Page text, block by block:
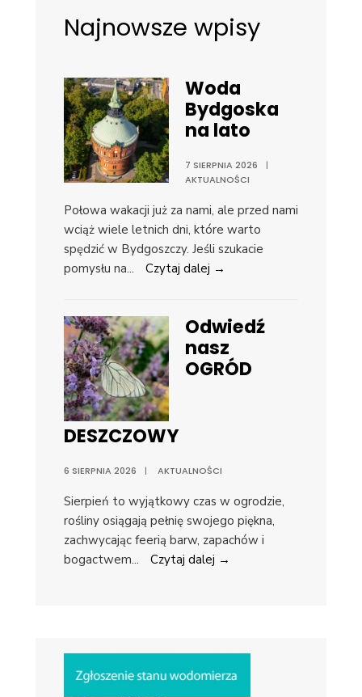
Najnowsze wpisy
Woda
Bydgoska
na lato
7 SIERPNIA 2026
|
AKTUALNOŚCI
Połowa wakacji już za nami, ale przed nami
wciąż wiele letnich dni, które warto
spędzić w Bydgoszczy. Jeśli szukacie
pomysłu na... Czytaj dalej →
Odwiedź
nasz
OGRÓD
DESZCZOWY
6 SIERPNIA 2026 | AKTUALNOŚCI
Sierpień to wyjątkowy czas w ogrodzie,
rośliny osiągają pełnię swojego piękna,
zachwycając feerią barw, zapachów i
bogactwem... Czytaj dalej →